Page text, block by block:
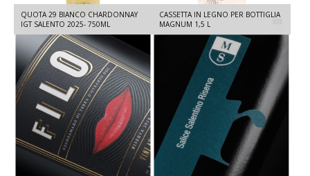
QUOTA 29 BIANCO CHARDONNAY
IGT SALENTO 2025- 750ML
CASSETTA IN LEGNO PER BOTTIGLIA
MAGNUM 1,5 L